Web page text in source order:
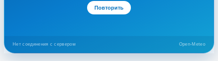
Повторить
Нет соединения с сервером Open-Meteo